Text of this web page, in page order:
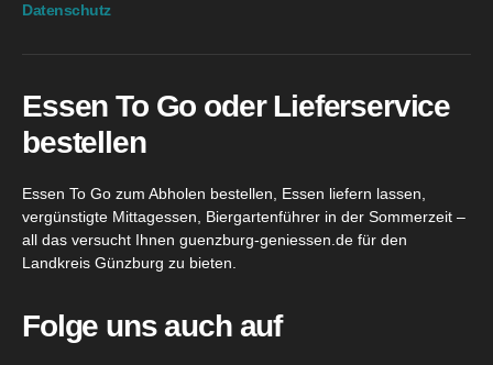
Datenschutz
Essen To Go oder Lieferservice
bestellen
Essen To Go zum Abholen bestellen, Essen liefern lassen,
vergünstigte Mittagessen, Biergartenführer in der Sommerzeit –
all das versucht Ihnen guenzburg-geniessen.de für den
Landkreis Günzburg zu bieten.
Folge uns auch auf